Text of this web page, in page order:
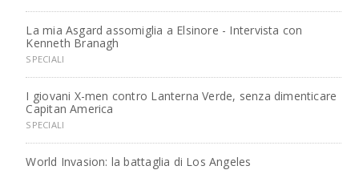
La mia Asgard assomiglia a Elsinore - Intervista con
Kenneth Branagh
SPECIALI
I giovani X-men contro Lanterna Verde, senza dimenticare
Capitan America
SPECIALI
World Invasion: la battaglia di Los Angeles